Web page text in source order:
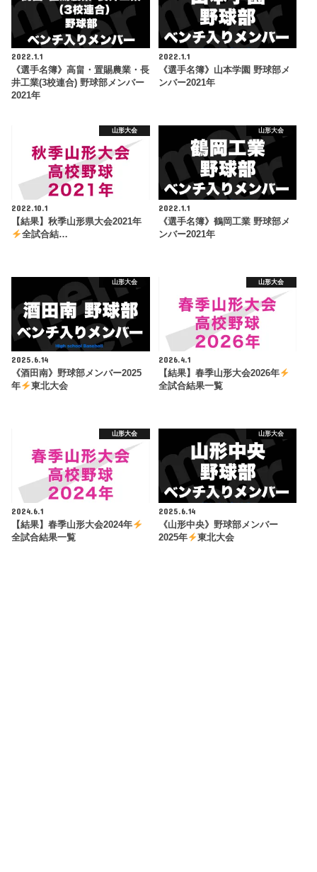
2022.1.1
《選手名簿》高畠・置賜農業・長
井工業(3校連合) 野球部メンバー
2021年
2022.1.1
《選手名簿》山本学園 野球部メ
ンバー2021年
山形大会
2022.10.1
【結果】秋季山形県大会2021年
全試合結…
山形大会
2022.1.1
《選手名簿》鶴岡工業 野球部メ
ンバー2021年
山形大会
2025.6.14
《酒田南》野球部メンバー2025
年
東北大会
山形大会
2026.4.1
【結果】春季山形大会2026年
全試合結果一覧
山形大会
2024.6.1
【結果】春季山形大会2024年
全試合結果一覧
山形大会
2025.6.14
《山形中央》野球部メンバー
2025年
東北大会